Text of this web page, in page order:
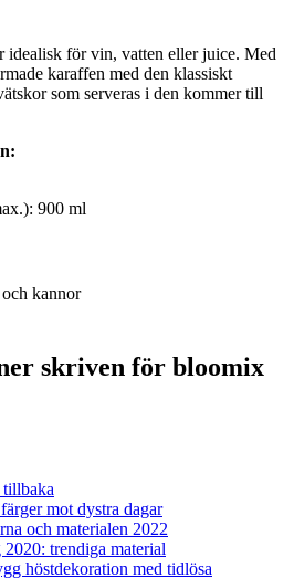
idealisk för vin, vatten eller juice. Med
karaffen med den klassiskt
som serveras i den kommer till
900 ml
kannor
skriven för bloomix
mot dystra dagar
och materialen 2022
trendiga material
höstdekoration med tidlösa